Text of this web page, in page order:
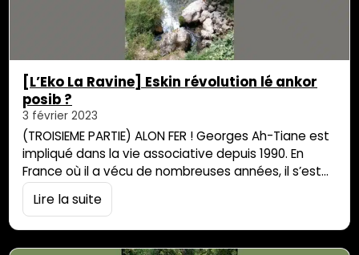
[L’Eko La Ravine] Eskin révolution lé ankor
posib ?
3 février 2023
(TROISIEME PARTIE) ALON FER ! Georges Ah-Tiane est
impliqué dans la vie associative depuis 1990. En
France où il a vécu de nombreuses années, il s’est
investi dans la promotion de la culture réunionnaise
au travers de nombreux biais : en créant des
Lire la suite